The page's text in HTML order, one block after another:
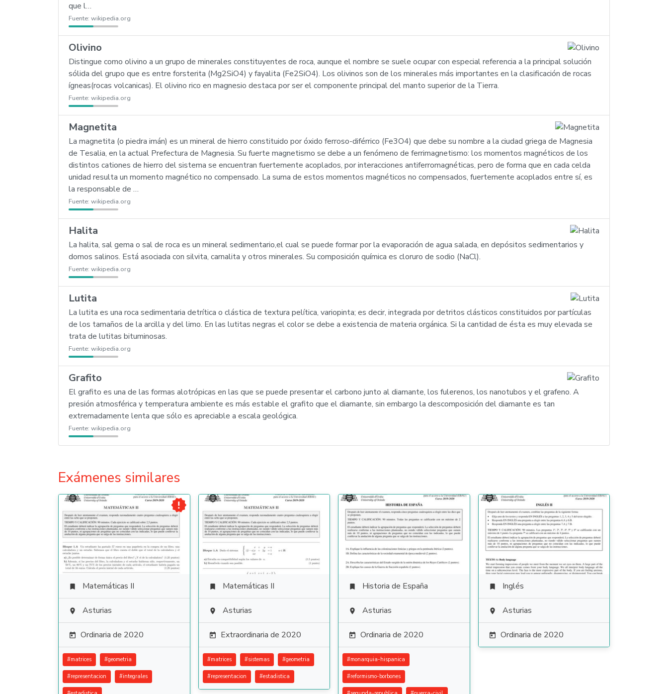
que l…
Fuente: wikipedia.org
Olivino
Distingue como olivino a un grupo de minerales constituyentes de roca, aunque el nombre se suele ocupar con especial referencia a la principal solución
sólida del grupo que es entre forsterita (Mg2SiO4) y fayalita (Fe2SiO4). Los olivinos son de los minerales más importantes en la clasificación de rocas
ígneas(rocas volcanicas). El olivino rico en magnesio destaca por ser el componente principal del manto superior de la Tierra.
Fuente: wikipedia.org
Magnetita
La magnetita (o piedra imán) es un mineral de hierro constituido por óxido ferroso-diférrico (Fe3O4) que debe su nombre a la ciudad griega de Magnesia
de Tesalia, en la actual Prefectura de Magnesia. Su fuerte magnetismo se debe a un fenómeno de ferrimagnetismo: los momentos magnéticos de los
distintos cationes de hierro del sistema se encuentran fuertemente acoplados, por interacciones antiferromagnéticas, pero de forma que en cada celda
unidad resulta un momento magnético no compensado. La suma de estos momentos magnéticos no compensados, fuertemente acoplados entre sí, es
la responsable de …
Fuente: wikipedia.org
Halita
La halita, sal gema o sal de roca es un mineral sedimentario,el cual se puede formar por la evaporación de agua salada, en depósitos sedimentarios y
domos salinos. Está asociada con silvita, carnalita y otros minerales. Su composición química es cloruro de sodio (NaCl).
Fuente: wikipedia.org
Lutita
La lutita es una roca sedimentaria detrítica o clástica de textura pelítica, variopinta; es decir, integrada por detritos clásticos constituidos por partículas
de los tamaños de la arcilla y del limo. En las lutitas negras el color se debe a existencia de materia orgánica. Si la cantidad de ésta es muy elevada se
trata de lutitas bituminosas.
Fuente: wikipedia.org
Grafito
El grafito es una de las formas alotrópicas en las que se puede presentar el carbono junto al diamante, los fulerenos, los nanotubos y el grafeno. A
presión atmosférica y temperatura ambiente es más estable el grafito que el diamante, sin embargo la descomposición del diamante es tan
extremadamente lenta que sólo es apreciable a escala geológica.
Fuente: wikipedia.org
Exámenes similares

 Matemáticas II
 Asturias
 Ordinaria de 2020
#matrices #geometria
#representacion #integrales
 Matemáticas II
 Asturias
 Extraordinaria de 2020
#matrices #sistemas #geometria
#representacion #estadistica
 Historia de España
 Asturias
 Ordinaria de 2020
#monarquia-hispanica
#reformismo-borbones
 Inglés
 Asturias
 Ordinaria de 2020